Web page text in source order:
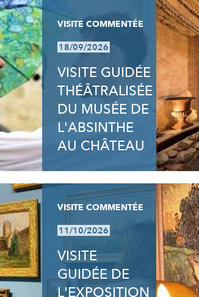
VISITE COMMENTÉE
18/09/2026
VISITE GUIDÉE
THÉÂTRALISÉE
DU MUSÉE DE
L'ABSINTHE
AU CHÂTEAU
VISITE COMMENTÉE
11/10/2026
VISITE
GUIDÉE DE
L'EXPOSITION